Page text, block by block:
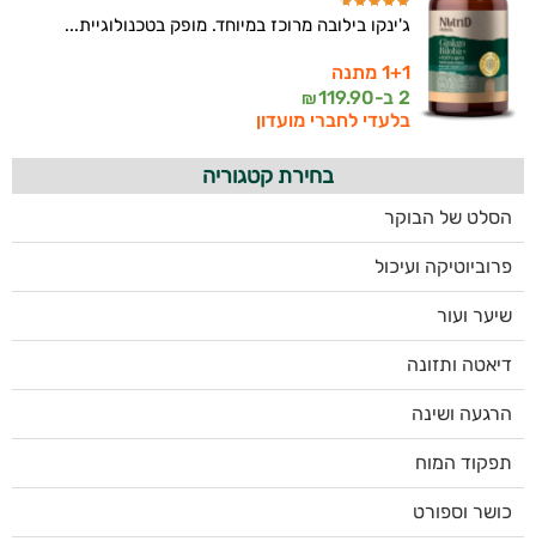
ג'ינקו בילובה מרוכז במיוחד. מופק בטכנולוגיית...
1+1 מתנה
2 ב-
119.90
₪
בלעדי לחברי מועדון
בחירת קטגוריה
הסלט של הבוקר
פרוביוטיקה ועיכול
שיער ועור
דיאטה ותזונה
הרגעה ושינה
תפקוד המוח
כושר וספורט